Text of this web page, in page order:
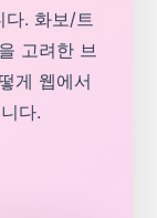
다. 화보/트
고려한 브
게 웹에서
다.